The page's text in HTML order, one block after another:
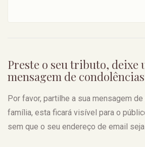
Preste o seu tributo, deixe
mensagem de condolências
Por favor, partilhe a sua mensagem
família, esta ficará visível para o
sem que o seu endereço de email